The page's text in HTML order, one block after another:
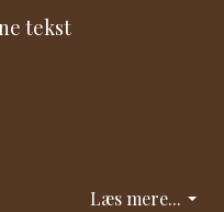
tekst
Læs mere...